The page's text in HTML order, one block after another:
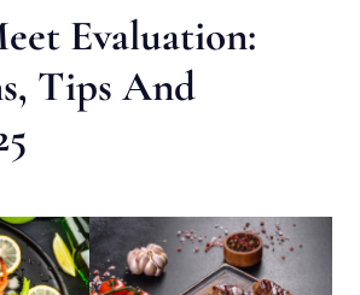
Evaluation:
Tips And